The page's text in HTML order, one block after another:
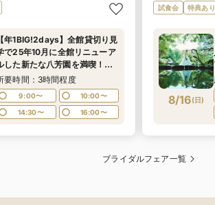
【年1BIG!2days】全館貸切り見
で25年10月に全館リニューア
した新たな八芳園を満喫！四
を感じる広大な日本庭園散策
伝統の味をお楽しみいただけ
特別試食会付お悩み相談フェ
要時間：3時間程度
9:00〜
10:00〜
14:30〜
16:00〜
試食会 特典あり
8/16(日)
ブライダルフェア一覧